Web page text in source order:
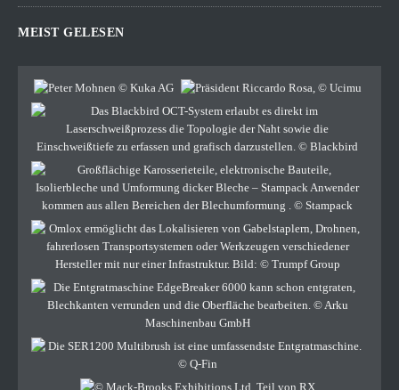
MEIST GELESEN